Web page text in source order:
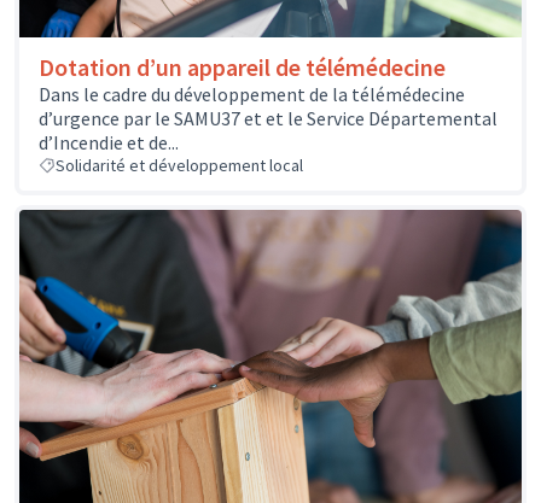
Dotation d’un appareil de télémédecine
Dans le cadre du développement de la télémédecine
d’urgence par le SAMU37 et et le Service Départemental
d’Incendie et de...
Solidarité et développement local